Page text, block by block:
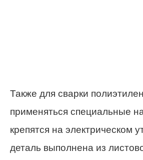
Также для сварки
применяться специальные
крепятся на электрическом
деталь выполнена из